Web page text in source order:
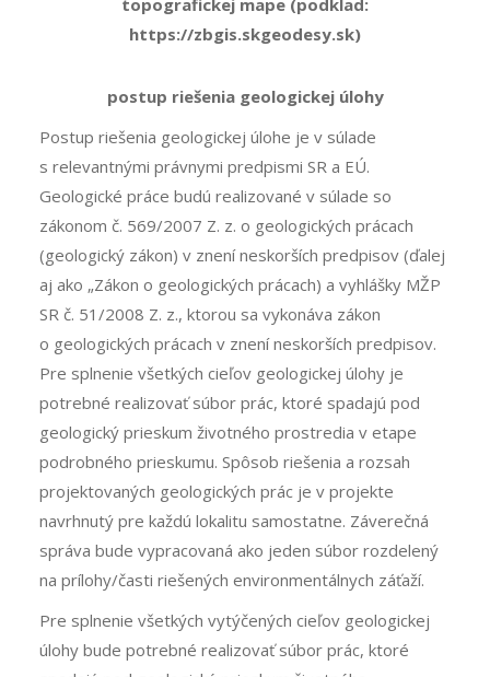
topografickej mape (podklad:
https://zbgis.skgeodesy.sk)
postup riešenia geologickej úlohy
Postup riešenia geologickej úlohe je v súlade
s relevantnými právnymi predpismi SR a EÚ.
Geologické práce budú realizované v súlade so
zákonom č. 569/2007 Z. z. o geologických prácach
(geologický zákon) v znení neskorších predpisov (ďalej
aj ako „Zákon o geologických prácach) a vyhlášky MŽP
SR č. 51/2008 Z. z., ktorou sa vykonáva zákon
o geologických prácach v znení neskorších predpisov.
Pre splnenie všetkých cieľov geologickej úlohy je
potrebné realizovať súbor prác, ktoré spadajú pod
geologický prieskum životného prostredia v etape
podrobného prieskumu. Spôsob riešenia a rozsah
projektovaných geologických prác je v projekte
navrhnutý pre každú lokalitu samostatne. Záverečná
správa bude vypracovaná ako jeden súbor rozdelený
na prílohy/časti riešených environmentálnych záťaží.
Pre splnenie všetkých vytýčených cieľov geologickej
úlohy bude potrebné realizovať súbor prác, ktoré